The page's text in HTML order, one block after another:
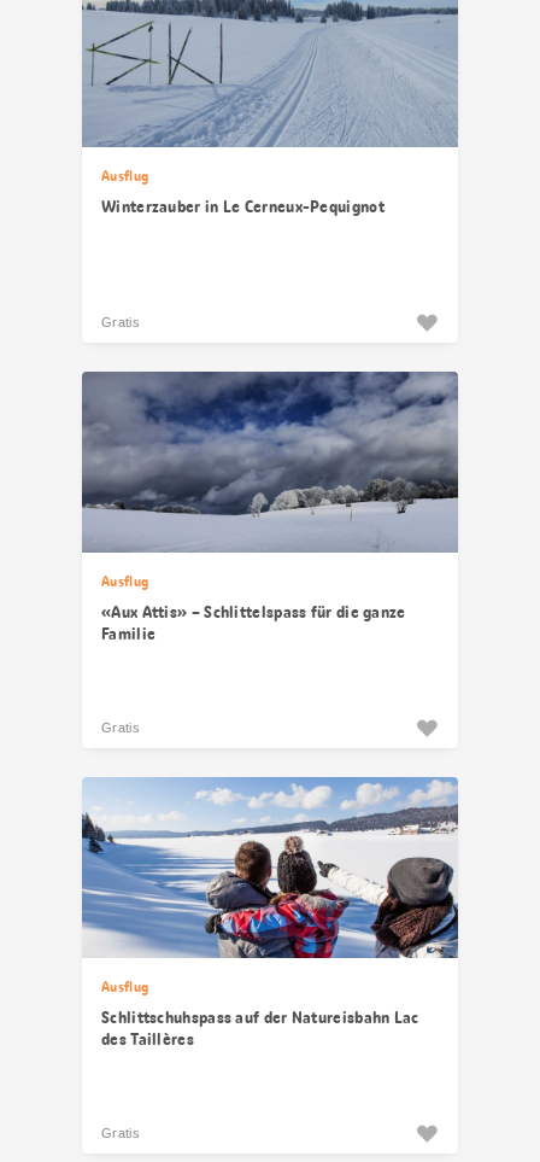
Ausflug
Winterzauber in Le Cerneux-Pequignot
Gratis
Ausflug
«Aux Attis» – Schlittelspass für die ganze
Familie
Gratis
Ausflug
Schlittschuhspass auf der Natureisbahn Lac
des Taillères
Gratis